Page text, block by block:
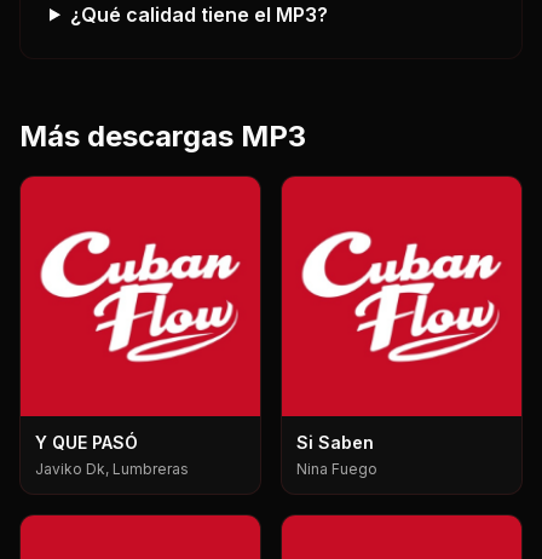
¿Qué calidad tiene el MP3?
Más descargas MP3
Y QUE PASÓ
Javiko Dk, Lumbreras
Si Saben
Nina Fuego